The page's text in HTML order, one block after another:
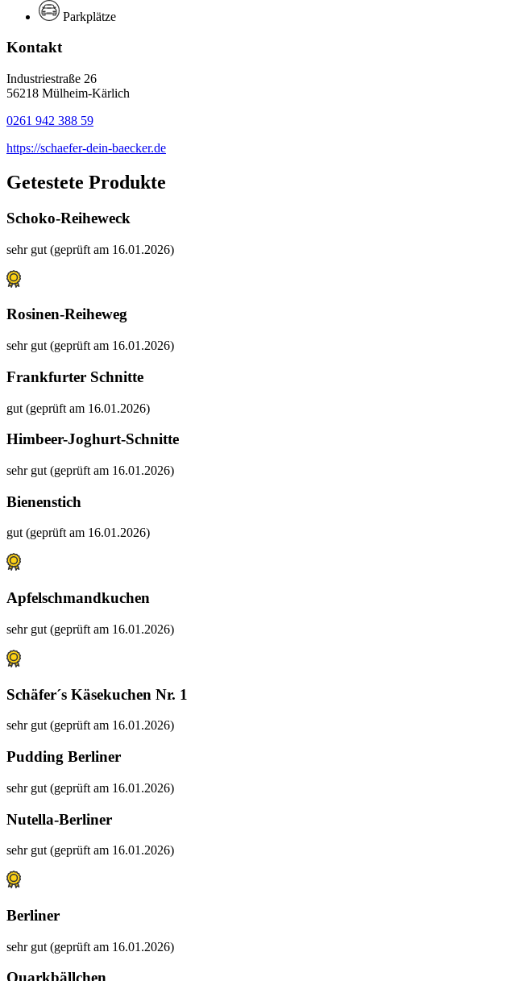
Parkplätze
Kontakt
Industriestraße 26
56218 Mülheim-Kärlich
0261 942 388 59
https://schaefer-dein-baecker.de
Getestete Produkte
Schoko-Reiheweck
sehr gut (geprüft am 16.01.2026)
Rosinen-Reiheweg
sehr gut (geprüft am 16.01.2026)
Frankfurter Schnitte
gut (geprüft am 16.01.2026)
Himbeer-Joghurt-Schnitte
sehr gut (geprüft am 16.01.2026)
Bienenstich
gut (geprüft am 16.01.2026)
Apfelschmandkuchen
sehr gut (geprüft am 16.01.2026)
Schäfer´s Käsekuchen Nr. 1
sehr gut (geprüft am 16.01.2026)
Pudding Berliner
sehr gut (geprüft am 16.01.2026)
Nutella-Berliner
sehr gut (geprüft am 16.01.2026)
Berliner
sehr gut (geprüft am 16.01.2026)